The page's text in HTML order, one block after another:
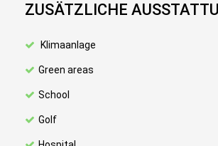
ZUSÄTZLICHE
Klimaanlage
Green areas
School
Golf